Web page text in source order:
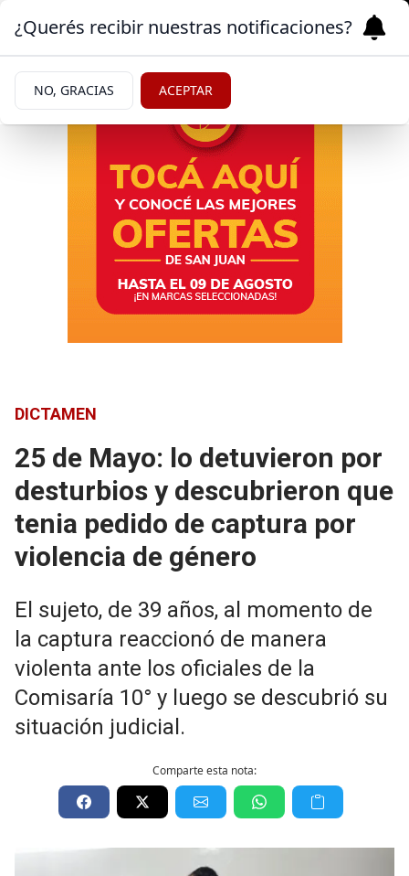
DICTAMEN
25 de Mayo: lo detuvieron por
desturbios y descubrieron que
tenia pedido de captura por
violencia de género
El sujeto, de 39 años, al momento de
la captura reaccionó de manera
violenta ante los oficiales de la
Comisaría 10° y luego se descubrió su
situación judicial.
Comparte esta nota:
¿Querés recibir nuestras notificaciones?
NO, GRACIAS ACEPTAR